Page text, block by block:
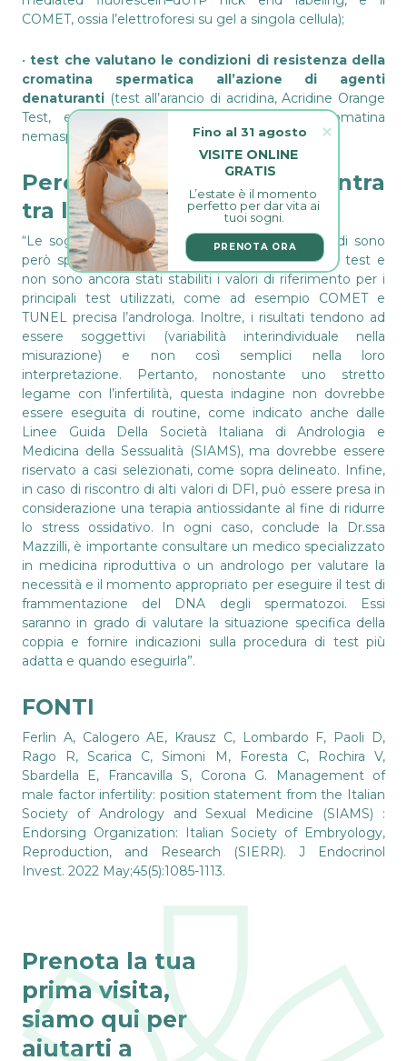
COMET, ossia l’elettroforesi su gel a singola cellula);
• test che valutano le condizioni di resistenza della
cromatina spermatica all’azione di agenti
denaturanti (test all’arancio di acridina, Acridine Orange
Test, e l’SCD, test di dispersione della cromatina
nemaspermica).
Perché tale test non rientra
tra le indagine di routine?
“Le soglie diagnostiche (cut-off) di questi metodi sono
però specifiche per ogni valutazione e per ogni test e
non sono ancora stati stabiliti i valori di riferimento per i
principali test utilizzati, come ad esempio COMET e
TUNEL precisa l’androloga. Inoltre, i risultati tendono ad
essere soggettivi (variabilità interindividuale nella
misurazione) e non così semplici nella loro
interpretazione. Pertanto, nonostante uno stretto
legame con l’infertilità, questa indagine non dovrebbe
essere eseguita di routine, come indicato anche dalle
Linee Guida Della Società Italiana di Andrologia e
Medicina della Sessualità (SIAMS), ma dovrebbe essere
riservato a casi selezionati, come sopra delineato. Infine,
in caso di riscontro di alti valori di DFI, può essere presa in
considerazione una terapia antiossidante al fine di ridurre
lo stress ossidativo. In ogni caso, conclude la Dr.ssa
Mazzilli, è importante consultare un medico specializzato
in medicina riproduttiva o un andrologo per valutare la
necessità e il momento appropriato per eseguire il test di
frammentazione del DNA degli spermatozoi. Essi
saranno in grado di valutare la situazione specifica della
coppia e fornire indicazioni sulla procedura di test più
adatta e quando eseguirla”.
FONTI
Ferlin A, Calogero AE, Krausz C, Lombardo F, Paoli D,
Rago R, Scarica C, Simoni M, Foresta C, Rochira V,
Sbardella E, Francavilla S, Corona G. Management of
male factor infertility: position statement from the Italian
Society of Andrology and Sexual Medicine (SIAMS) :
Endorsing Organization: Italian Society of Embryology,
Reproduction, and Research (SIERR). J Endocrinol
Invest. 2022 May;45(5):1085-1113.
Prenota la tua
prima visita,
siamo qui per
aiutarti a
VISITE ONLINE
GRATIS
L’estate è il momento
perfetto per dar vita ai
tuoi sogni.
PRENOTA ORA
Fino al 31 agosto